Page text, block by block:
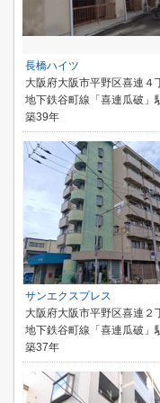
長橋ハイツ
大阪府大阪市平野区喜連４
地下鉄谷町線「喜連瓜破」
築39年
サンエクスプレス
大阪府大阪市平野区喜連２
地下鉄谷町線「喜連瓜破」
築37年